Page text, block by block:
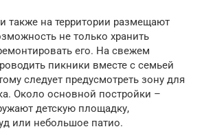
также на территории размещают
не только хранить
его. На свежем
пикники вместе с семьей
следует предусмотреть зону для
Около основной постройки –
детскую площадку,
или небольшое патио.